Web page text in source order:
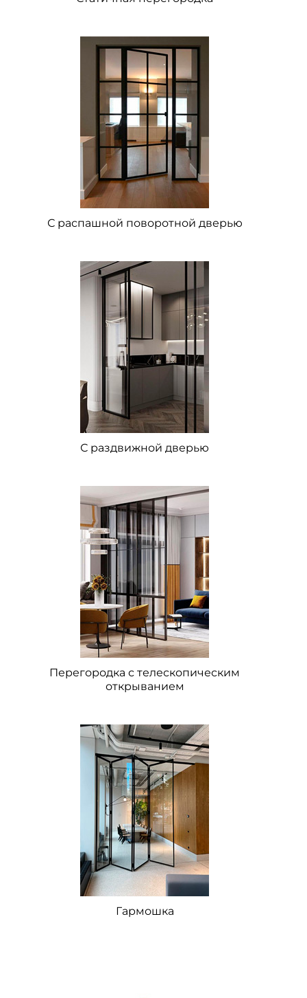
С распашной поворотной дверью
С раздвижной дверью
Перегородка с телескопическим
открыванием
Гармошка